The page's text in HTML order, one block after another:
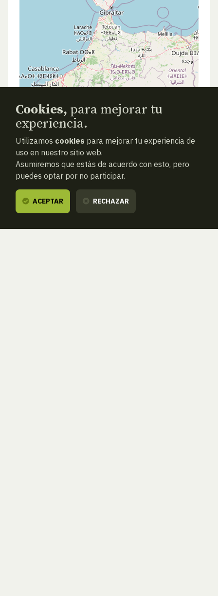
Cookies, para mejorar tu
experiencia.
Utilizamos cookies para mejorar tu experiencia de
uso en nuestro sitio web.
Asumiremos que estás de acuerdo con esto, pero
puedes optar por no participar.
ACEPTAR RECHAZAR